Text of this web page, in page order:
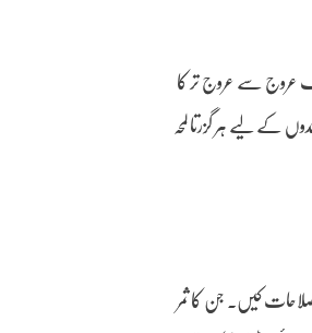
عروج سے عروج تر کا
کے لیے ہر گزرتا لمحہ
کیں۔ جن کا ثمر